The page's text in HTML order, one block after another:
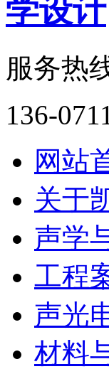
服务热
136-
网站
关于
声学
工程
声光
材料